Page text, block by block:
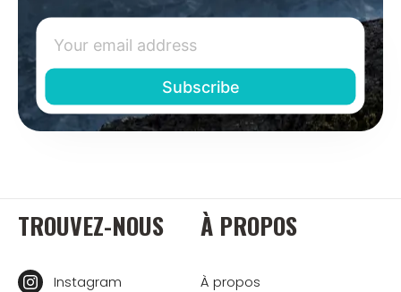
TROUVEZ-NOUS
Instagram
À PROPOS
À propos